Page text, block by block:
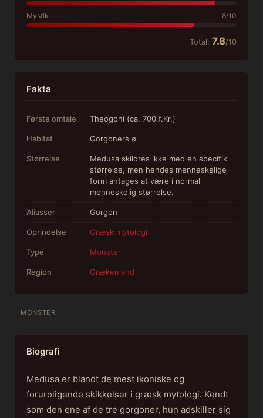
Biografi
Medusa er blandt de mest ikoniske og
foruroligende skikkelser i græsk mytologi. Kendt
som den ene af de tre gorgoner, hun adskiller sig
Mystik 8/10
Total: 7.8/10
Fakta
Første omtale Theogoni (ca. 700 f.Kr.)
Habitat Gorgoners ø
Størrelse
Medusa skildres ikke med en specifik
størrelse, men hendes menneskelige
form antages at være i normal
menneskelig størrelse.
Aliasser Gorgon
Oprindelse Græsk mytologi
Type Monster
Region Grækenland
MONSTER